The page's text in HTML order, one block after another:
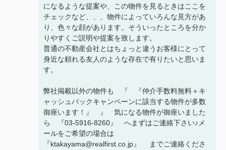
になるような提案や、この物件を見るときはここを
チェックなど、、、物件によっていろんな見方があ
り、色々な顔があります。そういったところを分か
りやすくご説明や提案を致します。
普通の不動産会社とはちょっと違うお客様にとって
身近な頼れる友人のような存在で有りたいと思いま
す。
弊社掲載以外の物件も 『 『仲介手数料無料＋キ
ャッシュバックキャンペーンに該当する物件が多数
御座います！』 』 気になる物件が御座いました
ら 『03-5916-8260』 へまずはご連絡下さい♪メ
ールをご希望の場合は
『ktakayama@realfirst.co.jp』 までご連絡くださ